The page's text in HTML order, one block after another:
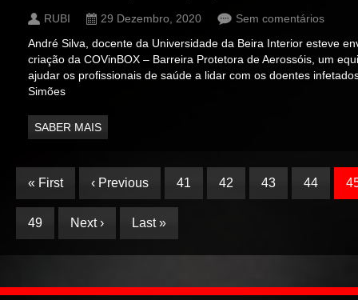
RUBI 29 Dezembro, 2020
Sem comentários
André Silva, docente da Universidade da Beira Interior esteve
criação da COVinBOX – Barreira Protetora de Aerossóis, um
ajudar os profissionais de saúde a lidar com os doentes
Simões
SABER MAIS
« First ‹ Previous 41 42 43 44
49 Next › Last »